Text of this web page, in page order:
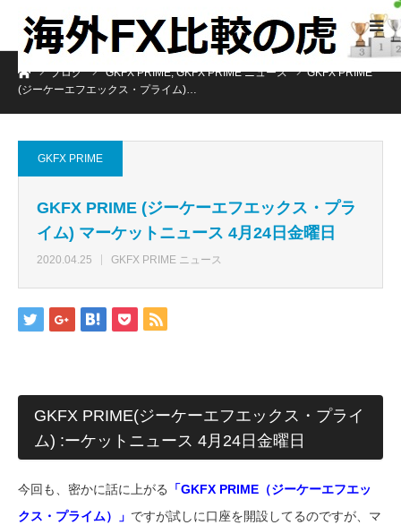
ホームブログ GKFX PRIME, GKFX PRIME ニュース
GKFX PRIME
(ジーケーエフエックス・プライム)…
GKFX PRIME
GKFX PRIME (ジーケーエフエックス・プラ
イム) マーケットニュース 4月24日金曜日
2020.04.25 GKFX PRIME ニュース
GKFX PRIME(ジーケーエフエックス・プライ
ム) :ーケットニュース 4月24日金曜日
今回も、密かに話に上がる
「GKFX PRIME（ジーケーエフエッ
クス・プライム）」 ですが試しに口座を開設してるのですが、マ